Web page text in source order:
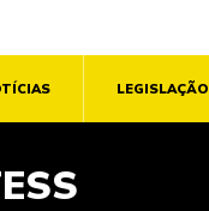
LEGISLAÇÃO